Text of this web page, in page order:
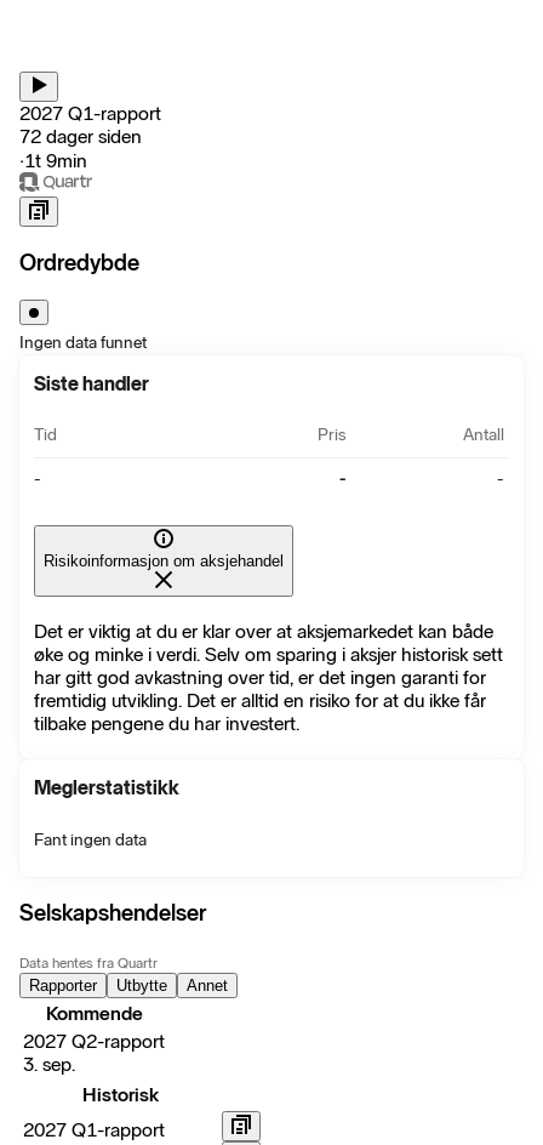
2027 Q1-rapport
72 dager siden
‧1t 9min
Ordredybde
Ingen data funnet
Siste handler
Tid Pris Antall
- - -
Risikoinformasjon om aksjehandel
Det er viktig at du er klar over at aksjemarkedet kan både
øke og minke i verdi. Selv om sparing i aksjer historisk sett
har gitt god avkastning over tid, er det ingen garanti for
fremtidig utvikling. Det er alltid en risiko for at du ikke får
tilbake pengene du har investert.
Meglerstatistikk
Fant ingen data
Selskapshendelser
Data hentes fra Quartr
Rapporter Utbytte Annet
Kommende
2027 Q2-rapport
3. sep.
Historisk
2027 Q1-rapport